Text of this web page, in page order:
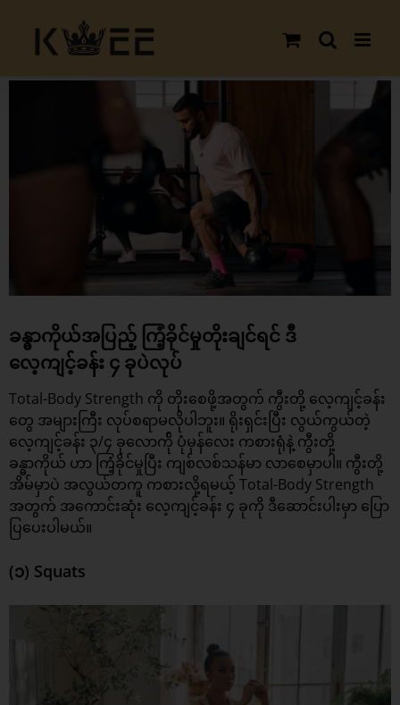
content
ခန္ဓာကိုယ်အပြည့် ကြံ့ခိုင်မှုတိုးချင်ရင် ဒီ
လေ့ကျင့်ခန်း ၄ ခုပဲလုပ်
Total-Body Strength ကို တိုးစေဖို့အတွက် ကွီးတို့ လေ့ကျင့်ခန်း
တွေ အများကြီး လုပ်စရာမလိုပါဘူး။ ရိုးရှင်းပြီး လွယ်ကွယ်တဲ့
လေ့ကျင့်ခန်း ၃/၄ ခုလောက်ို ပုံမှန်လေး ကစားရုံနဲ့ ကွီးတို့
ခန္ဓာကိုယ် ဟာ ကြံ့ခိုင်မှုပြီး ကျစ်လစ်သန်မာ လာစေမှာပါ။ ကွီးတို့
အိမ်မှာပဲ အလွယ်တကူ ကစားလို့ရမယ့် Total-Body Strength
အတွက် အကောင်းဆုံး လေ့ကျင့်ခန်း ၄ ခုကို ဒီဆောင်းပါးမှာ ပြော
ပြပေးပါမယ်။
(၁) Squats